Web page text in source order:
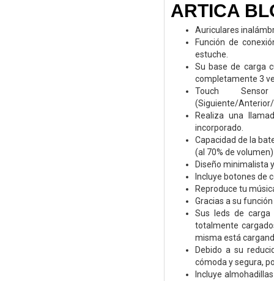
ARTICA
Auriculares
Función de
estuche.
Su base de carga
completamente 3
Touch
(Siguiente/Anterior/
Realiza una
incorporado.
Capacidad de la
(al 70% de
Diseño minimalista
Incluye botones de
Reproduce tu
Gracias a su
Sus leds de
totalmente
misma está
Debido a su
cómoda y segura,
Incluye